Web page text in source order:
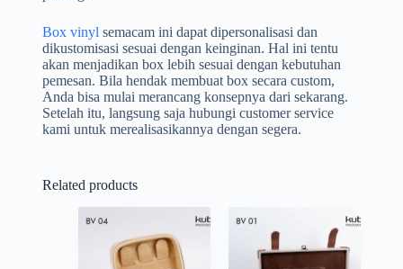
Box vinyl semacam ini dapat dipersonalisasi dan
dikustomisasi sesuai dengan keinginan. Hal ini tentu
akan menjadikan box lebih sesuai dengan kebutuhan
pemesan. Bila hendak membuat box secara custom,
Anda bisa mulai merancang konsepnya dari sekarang.
Setelah itu, langsung saja hubungi customer service
kami untuk merealisasikannya dengan segera.
Related products